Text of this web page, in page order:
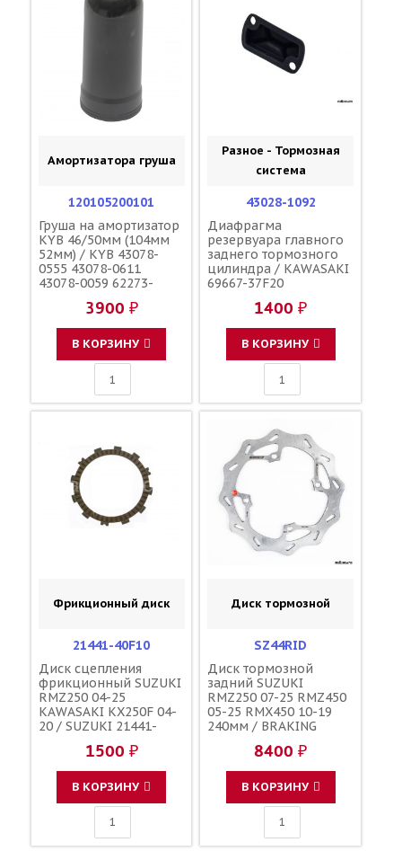
Амортизатора груша
120105200101
Груша на амортизатор
KYB 46/50мм (104мм
52мм) / KYB 43078-
0555 43078-0611
43078-0059 62273-
3900 ₽
В КОРЗИНУ
Разное - Тормозная
система
43028-1092
Диафрагма
резервуара главного
заднего тормозного
цилиндра / KAWASAKI
69667-37F20
1400 ₽
В КОРЗИНУ
Фрикционный диск
21441-40F10
Диск сцепления
фрикционный SUZUKI
RMZ250 04-25
KAWASAKI KX250F 04-
20 / SUZUKI 21441-
21441-36F40 13088-
0005 13088-0006
13088-0015 13088-0018
1500 ₽
В КОРЗИНУ
Диск тормозной
SZ44RID
Диск тормозной
задний SUZUKI
RMZ250 07-25 RMZ450
05-25 RMX450 10-19
240мм / BRAKING
28H10 69211-35G00
8400 ₽
В КОРЗИНУ